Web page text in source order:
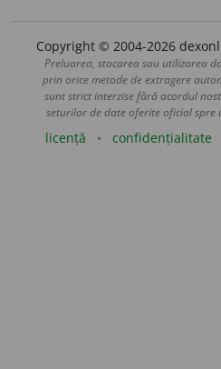
Copyright © 2004-2026
Preluarea, stocarea sau utilizarea
prin orice metode de extragere
sunt strict interzise fără acordul
seturilor de date oferite oficial spre
licență confidențialitate